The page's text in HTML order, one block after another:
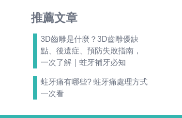
推薦文章
3D齒雕是什麼？3D齒雕優缺
點、後遺症、預防失敗指南，
一次了解｜蛀牙補牙必知
蛀牙痛有哪些? 蛀牙痛處理方式
一次看